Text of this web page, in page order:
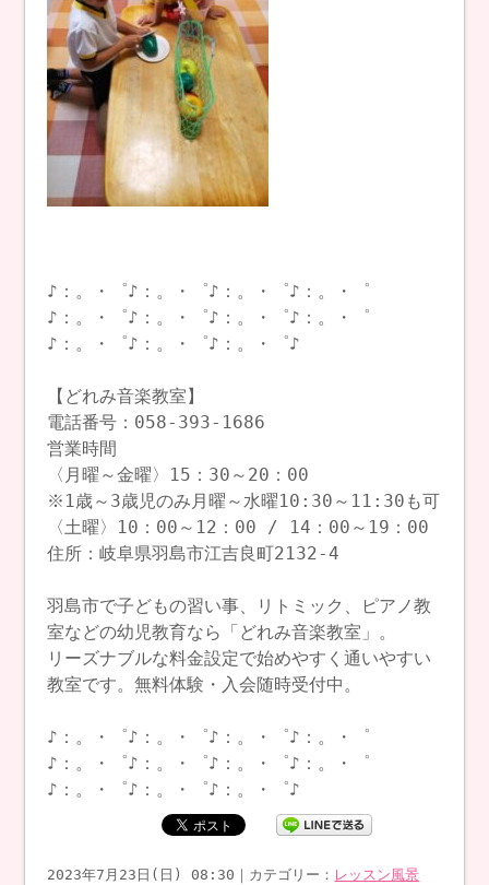
♪：。・゜♪：。・゜♪：。・゜♪：。・゜
♪：。・゜♪：。・゜♪：。・゜♪：。・゜
♪：。・゜♪：。・゜♪：。・゜♪
【どれみ音楽教室】
電話番号：058-393-1686
営業時間
〈月曜～金曜〉15：30～20：00
※1歳～3歳児のみ月曜～水曜10:30～11:30も可
〈土曜〉10：00～12：00 / 14：00～19：00
住所：岐阜県羽島市江吉良町2132-4
羽島市で子どもの習い事、リトミック、ピアノ教
室などの幼児教育なら「どれみ音楽教室」。
リーズナブルな料金設定で始めやすく通いやすい
教室です。無料体験・入会随時受付中。
♪：。・゜♪：。・゜♪：。・゜♪：。・゜
♪：。・゜♪：。・゜♪：。・゜♪：。・゜
♪：。・゜♪：。・゜♪：。・゜♪
2023年7月23日(日) 08:30｜カテゴリー： レッスン風景